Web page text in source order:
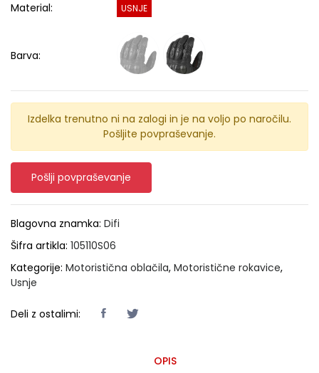
Material: USNJE
Barva:
Izdelka trenutno ni na zalogi in je na voljo po naročilu.
Pošljite povpraševanje.
Pošlji povpraševanje
Blagovna znamka: Difi
Šifra artikla: 105110S06
Kategorije: Motoristična oblačila, Motoristične rokavice,
Usnje
Deli z ostalimi:
OPIS